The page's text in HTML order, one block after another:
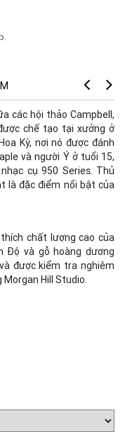
các hội thảo Campbell,
chế tạo tại xưởng ở
Kỳ, nơi nó được đánh
và người Ý ở tuổi 15,
cụ 950 Series. Thủ
là đặc điểm nổi bật của
chất lượng cao của
Độ và gỗ hoàng dương
được kiểm tra nghiêm
Hill Studio.